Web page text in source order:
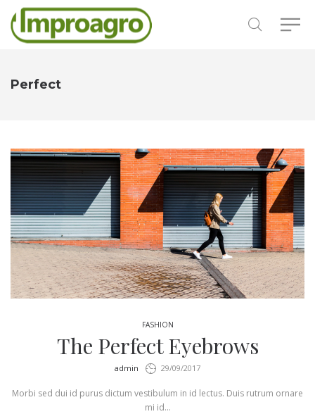
Perfect
FASHION
The Perfect Eyebrows
by
admin 29/09/2017
Morbi sed dui id purus dictum vestibulum in id lectus. Duis rutrum ornare
mi id…